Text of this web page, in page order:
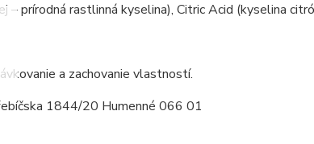
prírodná rastlinná kyselina), Citric Acid (kyselina
a zachovanie vlastností.
1844/20 Humenné 066 01